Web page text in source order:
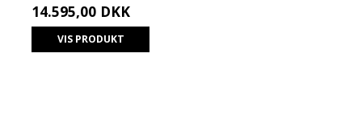
14.595,00 DKK
VIS PRODUKT